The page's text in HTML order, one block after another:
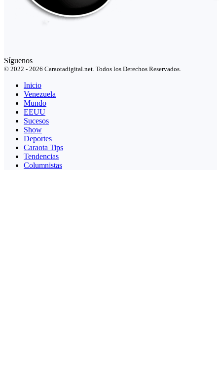
Síguenos
© 2022 - 2026 Caraotadigital.net. Todos los Derechos Reservados.
Inicio
Venezuela
Mundo
EEUU
Sucesos
Show
Deportes
Caraota Tips
Tendencias
Columnistas